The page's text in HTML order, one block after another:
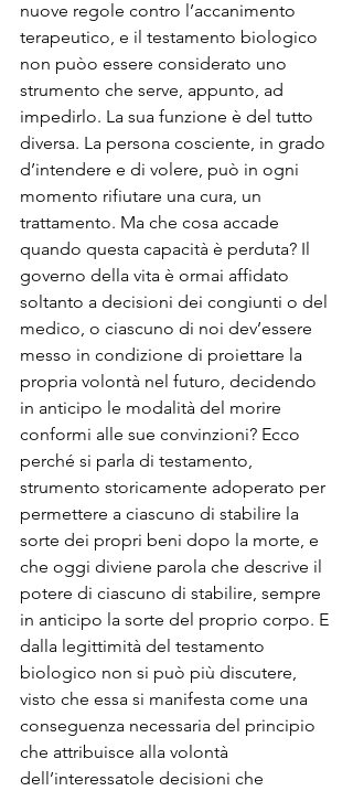
nuove regole contro l’accanimento
terapeutico, e il testamento biologico
non puòo essere considerato uno
strumento che serve, appunto, ad
impedirlo. La sua funzione è del tutto
diversa. La persona cosciente, in grado
d’intendere e di volere, può in ogni
momento rifiutare una cura, un
trattamento. Ma che cosa accade
quando questa capacità è perduta? Il
governo della vita è ormai affidato
soltanto a decisioni dei congiunti o del
medico, o ciascuno di noi dev’essere
messo in condizione di proiettare la
propria volontà nel futuro, decidendo
in anticipo le modalità del morire
conformi alle sue convinzioni? Ecco
perché si parla di testamento,
strumento storicamente adoperato per
permettere a ciascuno di stabilire la
sorte dei propri beni dopo la morte, e
che oggi diviene parola che descrive il
potere di ciascuno di stabilire, sempre
in anticipo la sorte del proprio corpo. E
dalla legittimità del testamento
biologico non si può più discutere,
visto che essa si manifesta come una
conseguenza necessaria del principio
che attribuisce alla volontà
dell’interessatole decisioni che